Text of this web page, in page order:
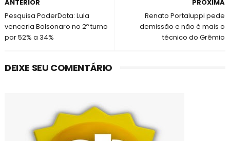
PRÓXIMA
Renato Portaluppi pede
demissão e não é mais o
técnico do Grêmio
ANTERIOR
Pesquisa PoderData: Lula
venceria Bolsonaro no 2º turno
por 52% a 34%
DEIXE SEU COMENTÁRIO